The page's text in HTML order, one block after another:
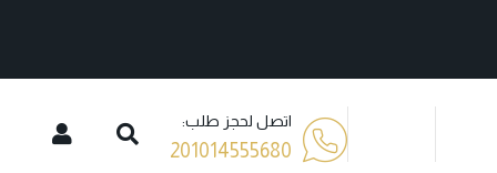
اتصل لحجز طلب:
201014555680